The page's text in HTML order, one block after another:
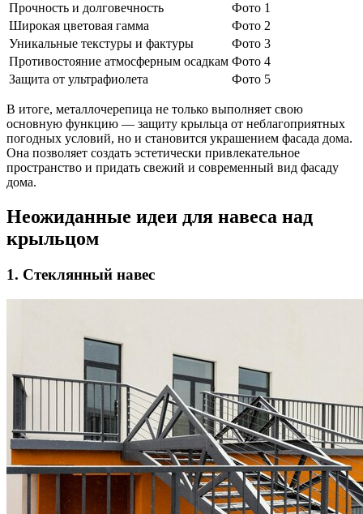
Прочность и долговечность
Фото 1
Широкая цветовая гамма
Фото 2
Уникальные текстуры и фактуры
Фото 3
Противостояние атмосферным осадкам Фото 4
Защита от ультрафиолета
Фото 5
В итоге, металлочерепица не только выполняет свою
основную функцию — защиту крыльца от неблагоприятных
погодных условий, но и становится украшением фасада дома.
Она позволяет создать эстетически привлекательное
пространство и придать свежий и современный вид фасаду
дома.
Неожиданные идеи для навеса над
крыльцом
1. Стеклянный навес